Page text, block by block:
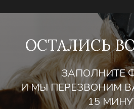
ОСТАЛИСЬ
ЗАПОЛНИТЕ
И МЫ ПЕРЕЗВОНИМ
15